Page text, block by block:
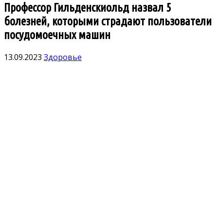
Профессор Гильденскиольд назвал 5
болезней, которыми страдают пользователи
посудомоечных машин
13.09.2023 Здоровье